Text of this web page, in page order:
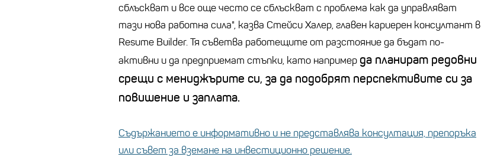
сблъскват и все още често се сблъскват с проблема как да управляват
тази нова работна сила", казва Стейси Халер, главен кариерен консултант в
Resume Builder. Тя съветва работещите от разстояние да бъдат по-
активни и да предприемат стъпки, като например да планират редовни
срещи с мениджърите си, за да подобрят перспективите си за
повишение и заплата.
Съдържанието е информативно и не представлява консултация, препоръка
или съвет за вземане на инвестиционно решение.